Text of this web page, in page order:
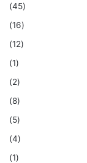
(45)
(16)
(12)
(1)
(2)
(8)
(5)
(4)
(1)